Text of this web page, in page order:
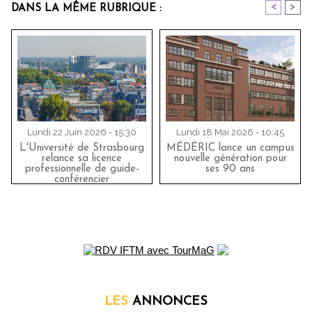
DANS LA MÊME RUBRIQUE : < >
Lundi 22 Juin 2026 - 15:30
L'Université de Strasbourg
relance sa licence
professionnelle de guide-
conférencier
Lundi 18 Mai 2026 - 10:45
MÉDÉRIC lance un campus
nouvelle génération pour
ses 90 ans
LES ANNONCES